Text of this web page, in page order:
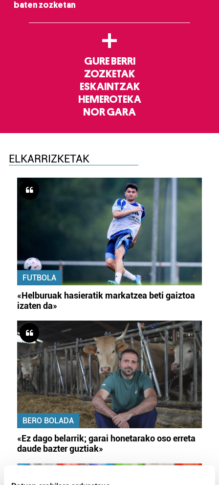
baten zozketan
+
GURE BERRI
ZOZKETAK
ESKAINTZAK
HEMEROTEKA
NOR GARA
ELKARRIZKETAK
FUTBOLA
«Helburuak hasieratik markatzea beti gaiztoa
izaten da»
BERO BOLADA
«Ez dago belarrik; garai honetarako oso erreta
daude bazter guztiak»